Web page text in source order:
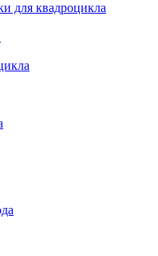
для квадроцикла